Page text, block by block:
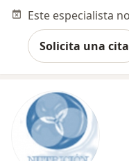
Solicita una cita